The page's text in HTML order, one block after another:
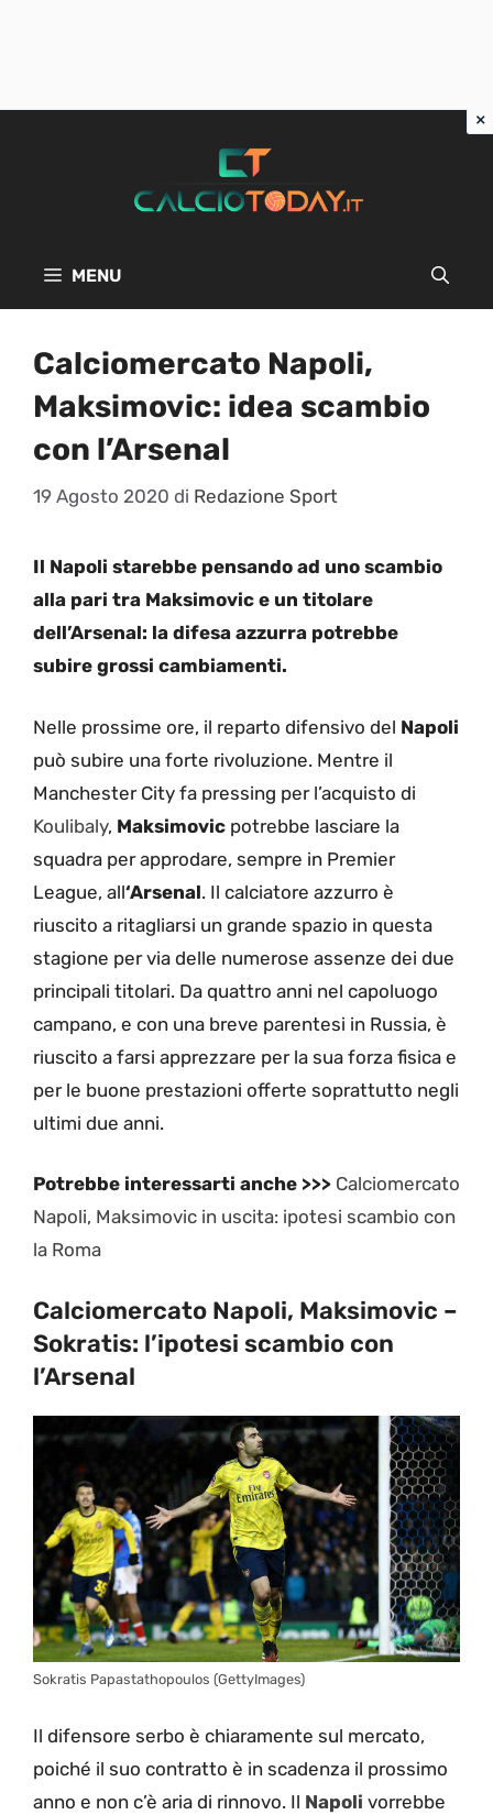
MENU
Calciomercato Napoli,
Maksimovic: idea scambio
con l’Arsenal
19 Agosto 2020 di Redazione Sport
Il Napoli starebbe pensando ad uno scambio
alla pari tra Maksimovic e un titolare
dell’Arsenal: la difesa azzurra potrebbe
subire grossi cambiamenti.
Nelle prossime ore, il reparto difensivo del Napoli
può subire una forte rivoluzione. Mentre il
Manchester City fa pressing per l’acquisto di
Koulibaly, Maksimovic potrebbe lasciare la
squadra per approdare, sempre in Premier
League, all‘Arsenal. Il calciatore azzurro è
riuscito a ritagliarsi un grande spazio in questa
stagione per via delle numerose assenze dei due
principali titolari. Da quattro anni nel capoluogo
campano, e con una breve parentesi in Russia, è
riuscito a farsi apprezzare per la sua forza fisica e
per le buone prestazioni offerte soprattutto negli
ultimi due anni.
Potrebbe interessarti anche >>> Calciomercato
Napoli, Maksimovic in uscita: ipotesi scambio con
la Roma
Calciomercato Napoli, Maksimovic –
Sokratis: l’ipotesi scambio con
l’Arsenal
Sokratis Papastathopoulos (GettyImages)
Il difensore serbo è chiaramente sul mercato,
poiché il suo contratto è in scadenza il prossimo
anno e non c’è aria di rinnovo. Il Napoli vorrebbe